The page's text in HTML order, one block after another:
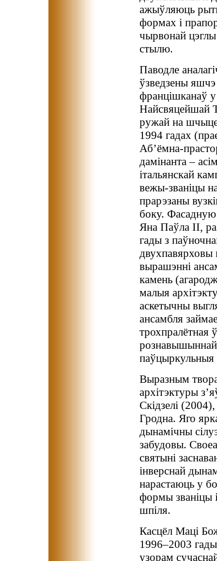
ажыўляюць
формах і
чырвонай цэглы
стылю.
Паводле
ўзведзены
францішканаў
Найсвяцейшай
ружай на шчыце
1994 гадах
Аб’ёмна-
дамінанта –
італьянскай
вежы-званіцы
прарэзаны
боку. Фасадную
Яна Паўла ІІ,
гады з
вырашэнні
камень
малыя
аскетычны
ансамбля
трохпралётная
рознавышыннай
паўцыркульныя
Выразным
архітэктуры
Скідзелі
Гродна. Яго
дынамічны
забудовы.
святыні
інверснай
нарастаюць у
формы званіцы
шпіля.
Касцёл Маці
1996–2003
узорам